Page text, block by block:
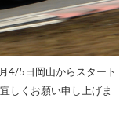
4/5日岡山からスタート
しくお願い申し上げま